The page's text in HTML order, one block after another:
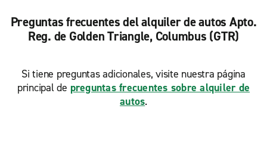
Preguntas frecuentes del alquiler de autos Apto.
Reg. de Golden Triangle, Columbus (GTR)
Si tiene preguntas adicionales, visite nuestra página
principal de preguntas frecuentes sobre alquiler de
autos.